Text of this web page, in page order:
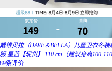
戴维贝拉（DAVE＆BELLA）儿童卫衣冬
服 星蓝【现货】 110 cm（建议身高100-
89条评价